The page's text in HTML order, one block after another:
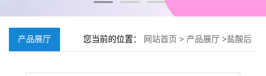
产品展厅 您当前的位置： 网站首页 > 产品展厅 >盐酸后